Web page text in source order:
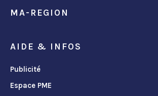
MA-REGION
AIDE & INFOS
Publicité
Espace PME